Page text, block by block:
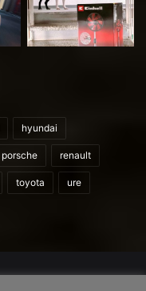
hyundai
porsche renault
toyota ure